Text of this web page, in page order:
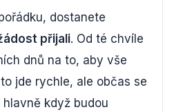
dostanete
přijali. Od té chvíle
dnů na to, aby vše
jde rychle, ale občas se
když budou